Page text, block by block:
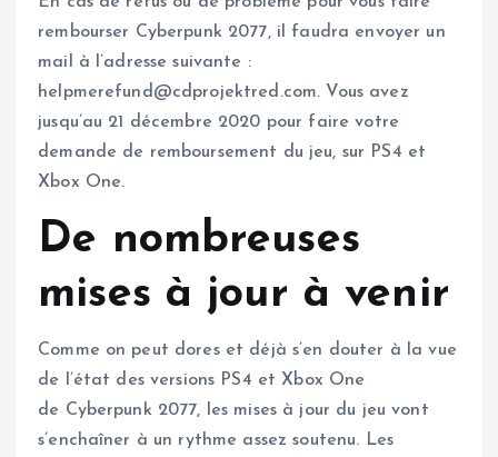
rembourser Cyberpunk 2077, il faudra envoyer un
mail à l’adresse suivante :
helpmerefund@cdprojektred.com. Vous avez
jusqu’au 21 décembre 2020 pour faire votre
demande de remboursement du jeu, sur PS4 et
Xbox One.
De nombreuses
mises à jour à venir
Comme on peut dores et déjà s’en douter à la vue
de l’état des versions PS4 et Xbox One
de Cyberpunk 2077, les mises à jour du jeu vont
s’enchaîner à un rythme assez soutenu. Les